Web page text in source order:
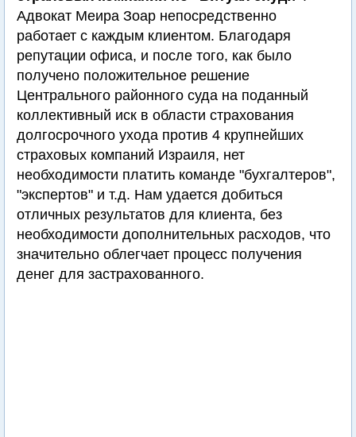
Адвокат Меира Зоар непосредственно
работает с каждым клиентом. Благодаря
репутации офиса, и после того, как было
получено положительное решение
Центрального районного суда на поданный
коллективный иск в области страхования
долгосрочного ухода против 4 крупнейших
страховых компаний Израиля, нет
необходимости платить команде "бухгалтеров",
"экспертов" и т.д. Нам удается добиться
отличных результатов для клиента, без
необходимости дополнительных расходов, что
значительно облегчает процесс получения
денег для застрахованного.